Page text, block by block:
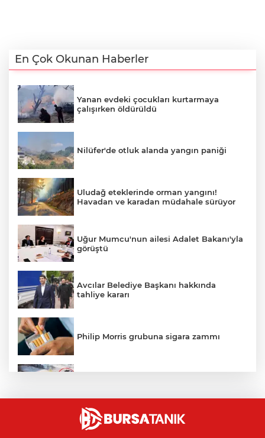
En Çok Okunan Haberler
Yanan evdeki çocukları kurtarmaya
çalışırken öldürüldü
Nilüfer'de otluk alanda yangın paniği
Uludağ eteklerinde orman yangını!
Havadan ve karadan müdahale sürüyor
Uğur Mumcu'nun ailesi Adalet Bakanı'yla
görüştü
Avcılar Belediye Başkanı hakkında
tahliye kararı
Philip Morris grubuna sigara zammı
Nilüfer'de kaldırım işgallerine zabıta
denetimi